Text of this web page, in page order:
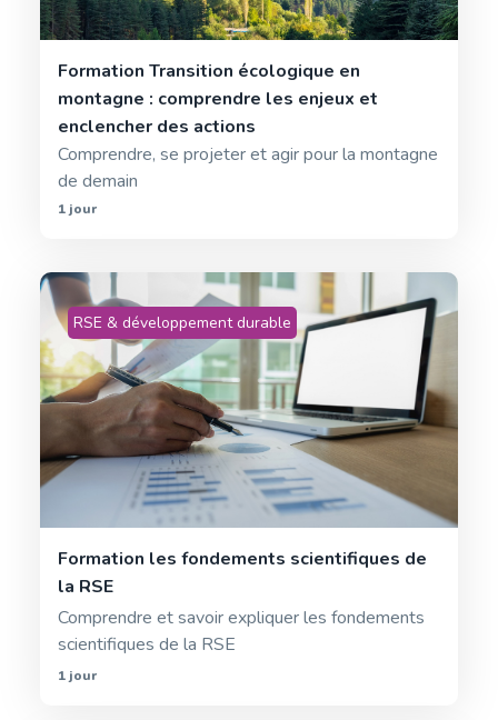
Formation Transition écologique en
montagne : comprendre les enjeux et
enclencher des actions
Comprendre, se projeter et agir pour la montagne
de demain
1 jour
RSE & développement durable
Formation les fondements scientifiques de
la RSE
Comprendre et savoir expliquer les fondements
scientifiques de la RSE
1 jour